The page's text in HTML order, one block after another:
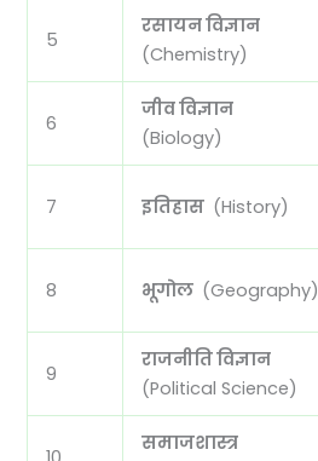
5
रसायन विज्ञान
(Chemistry)
6
जीव विज्ञान
(Biology)
7 इतिहास (History)
8 भूगोल (Geography)
9
राजनीति विज्ञान
(Political Science)
समाजशास्त्र